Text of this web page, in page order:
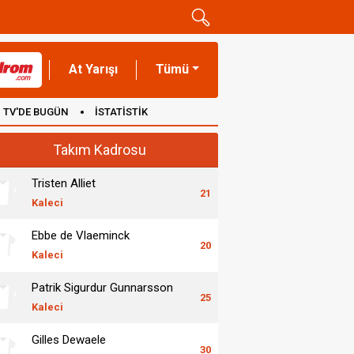
At Yarışı Tümü
TV'DE BUGÜN İSTATİSTİK
Takım Kadrosu
Tristen Alliet
Kaleci
21
Ebbe de Vlaeminck
Kaleci
20
Patrik Sigurdur Gunnarsson
Kaleci
25
Gilles Dewaele
30